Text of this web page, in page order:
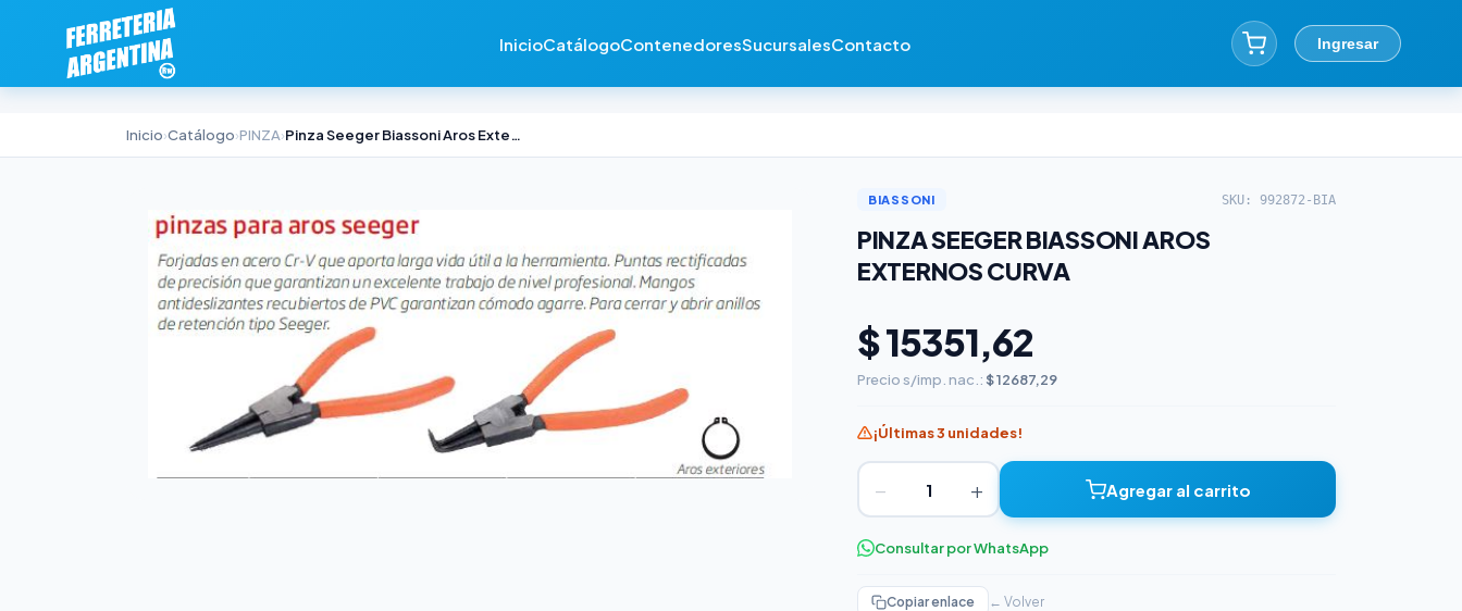
InicioCatálogoContenedoresSucursalesContacto Ingresar
Inicio›Catálogo›PINZA› Pinza Seeger Biassoni Aros Externos Curva
BIASSONI SKU: 992872-BIA
PINZA SEEGER BIASSONI AROS
EXTERNOS CURVA
$ 15351,62
Precio s/imp. nac.: $ 12687,29
¡Últimas 3 unidades!
− + Agregar al carrito
Consultar por WhatsApp
Copiar enlace ← Volver